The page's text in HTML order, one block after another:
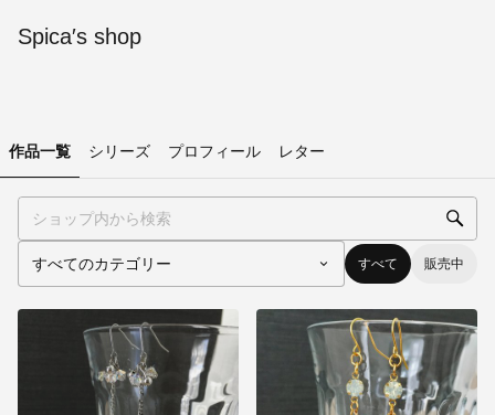
Spica′s shop
作品一覧 シリーズ プロフィール レター
すべて 販売中